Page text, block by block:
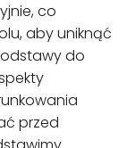
co
aby uniknąć
do
przed